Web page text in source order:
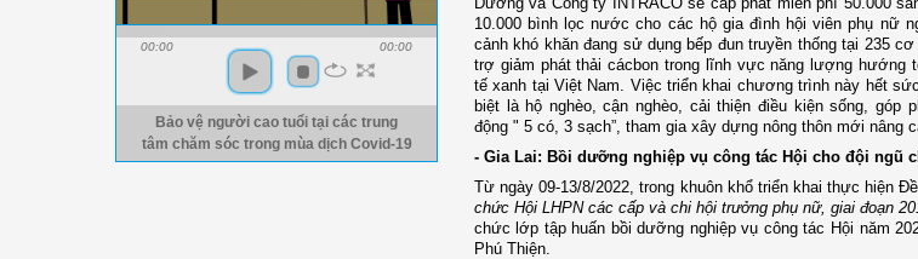
00:00 00:00
Bảo vệ người cao tuổi tại các trung
tâm chăm sóc trong mùa dịch Covid-19
10.000 bình lọc nước cho các hộ gia đình hội viên phụ nữ
cảnh khó khăn đang sử dụng bếp đun truyền thống tại 235
trợ giảm phát thải cácbon trong lĩnh vực năng lượng hướng
tế xanh tại Việt Nam. Việc triển khai chương trình này hết
biệt là hộ nghèo, cận nghèo, cải thiện điều kiện sống, góp
động " 5 có, 3 sạch”, tham gia xây dựng nông thôn mới nâng
- Gia Lai: Bồi dưỡng nghiệp vụ công tác Hội cho đội ngũ
Từ ngày 09-13/8/2022, trong khuôn khổ triển khai thực hiện
chức Hội LHPN các cấp và chi hội trưởng phụ nữ, giai đoạn
chức lớp tập huấn bồi dưỡng nghiệp vụ công tác Hội năm
Phú Thiện.